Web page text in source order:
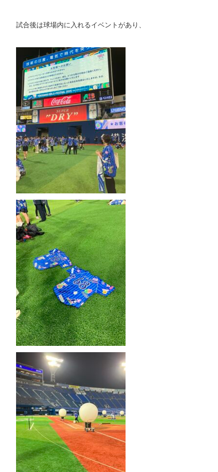
試合後は球場内に入れるイベントがあり、